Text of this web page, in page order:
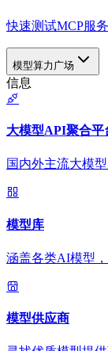
快速测试MCP服
模型算力广场
信息
大模型API聚合平
国内外主流大模
模型库
涵盖各类AI模型
模型供应商